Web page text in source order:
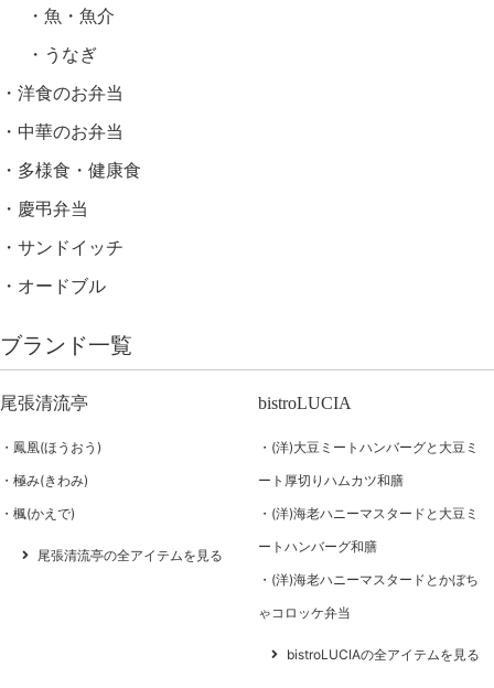
魚・魚介
うなぎ
洋食のお弁当
中華のお弁当
多様食・健康食
慶弔弁当
サンドイッチ
オードブル
ブランド一覧
尾張清流亭
鳳凰(ほうおう)
極み(きわみ)
楓(かえで)
尾張清流亭の全アイテムを見る
bistroLUCIA
(洋)大豆ミートハンバーグと大豆ミ
ート厚切りハムカツ和膳
(洋)海老ハニーマスタードと大豆ミ
ートハンバーグ和膳
(洋)海老ハニーマスタードとかぼち
ゃコロッケ弁当
bistroLUCIAの全アイテムを見る